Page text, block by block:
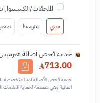
الملحقات/
ميني متوسط صغير
خدمة فحص أصالة
713.00
خدمة فحص الأصالة لدينا متخصصة
العالمية وهي مصممة لحماية العلامات